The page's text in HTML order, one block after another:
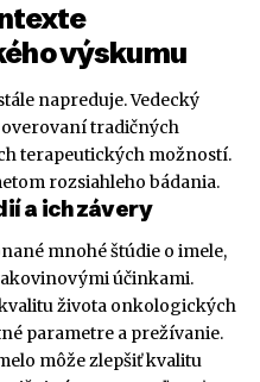
výskumu
napreduje. Vedecký
tradičných
terapeutických možností.
rozsiahleho bádania.
a ich závery
mnohé štúdie o imele,
účinkami.
života onkologických
parametre a prežívanie.
môže zlepšiť kvalitu